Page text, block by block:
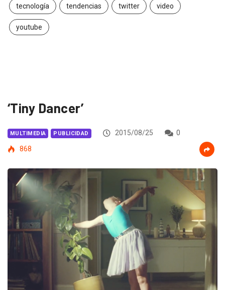
tecnología tendencias twitter video
youtube
‘Tiny Dancer’
MULTIMEDIA PUBLICIDAD 2015/08/25
0
868